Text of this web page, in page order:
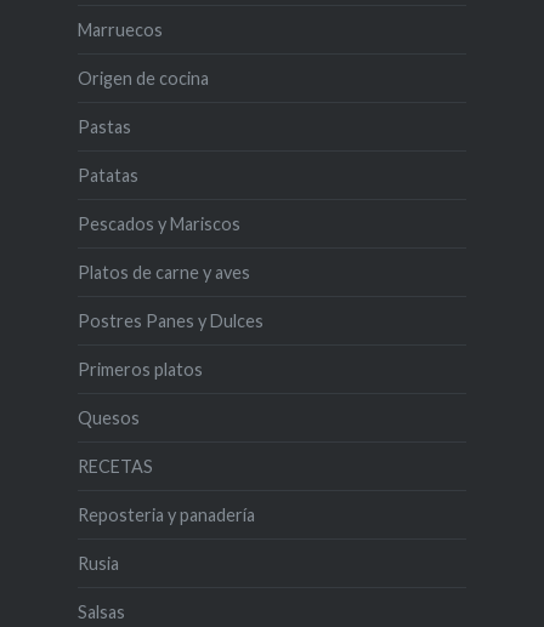
Marruecos
Origen de cocina
Pastas
Patatas
Pescados y Mariscos
Platos de carne y aves
Postres Panes y Dulces
Primeros platos
Quesos
RECETAS
Reposteria y panadería
Rusia
Salsas